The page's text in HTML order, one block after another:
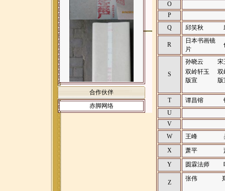
合作伙伴
赤脚网络
O
P
Q
邱笑秋
R
日本书画镜
片
S
孙晓云
宋
双岭轩玉
版宣
双
版
T 谭昌镕
U
V
W
王峰
X
萧平
Y
圆霖法师
Z
张伟